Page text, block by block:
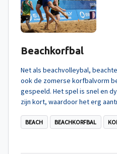
Beachkorfbal
Net als beachvolleybal,
ook de zomerse korfbalvorm
gespeeld. Het spel is snel en
zijn kort, waardoor het erg
BEACH BEACHKORFBAL